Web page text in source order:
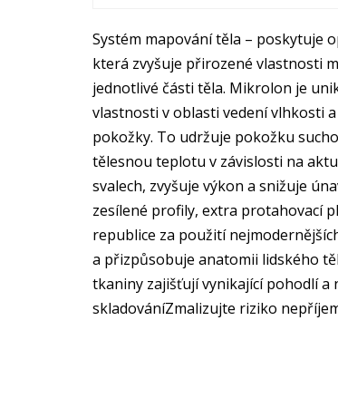
Systém mapování těla – poskytuje
která zvyšuje přirozené vlastnosti
jednotlivé části těla. Mikrolon je
vlastnosti v oblasti vedení vlhkosti
pokožky. To udržuje pokožku
tělesnou teplotu v závislosti na
svalech, zvyšuje výkon a snižuje
zesílené profily, extra protahovací
republice za použití
a přizpůsobuje anatomii lidského
tkaniny zajišťují vynikající pohodlí
skladováníZmalizujte riziko